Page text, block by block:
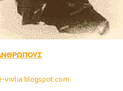
vivlia.blogspot.com